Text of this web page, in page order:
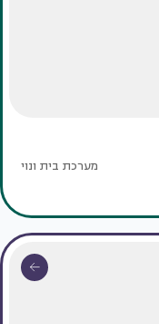
מערכת בית ונוי